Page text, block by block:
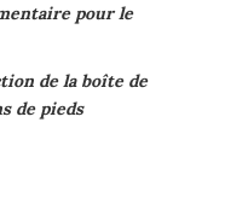
pour le
de la boîte de
de pieds